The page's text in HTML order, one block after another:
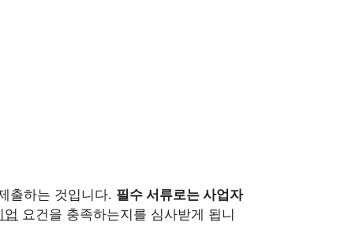
출하는 것입니다. 필수 서류로는 사업자
업 요건을 충족하는지를 심사받게 됩니